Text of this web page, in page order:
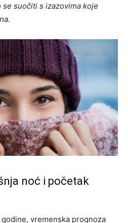
suočiti s izazovima koje
noć i početak
vremenska prognoza